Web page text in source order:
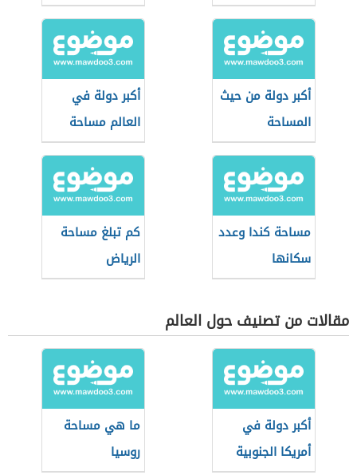
المساحة
أكبر دولة من حيث
المساحة
أكبر دولة في
العالم مساحة
مساحة كندا وعدد
سكانها
كم تبلغ مساحة
الرياض
مقالات من تصنيف حول العالم
أكبر دولة في
أمريكا الجنوبية
ما هي مساحة
روسيا